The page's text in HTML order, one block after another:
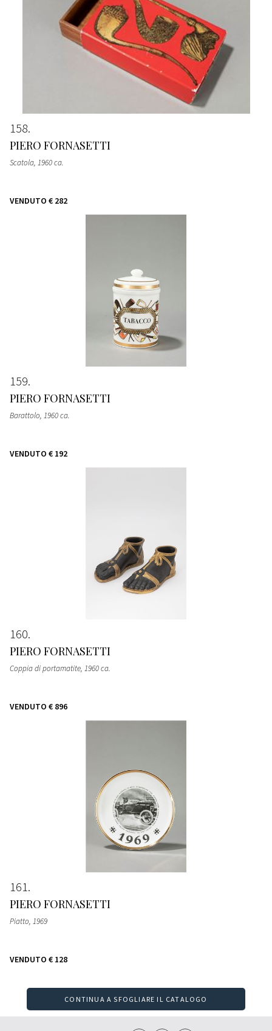
158
PIERO FORNASETTI
Scatola, 1960 ca.
VENDUTO € 282
159
PIERO FORNASETTI
Barattolo, 1960 ca.
VENDUTO € 192
160
PIERO FORNASETTI
Coppia di portamatite, 1960 ca.
VENDUTO € 896
161
PIERO FORNASETTI
Piatto, 1969
VENDUTO € 128
CONTINUA A SFOGLIARE IL CATALOGO